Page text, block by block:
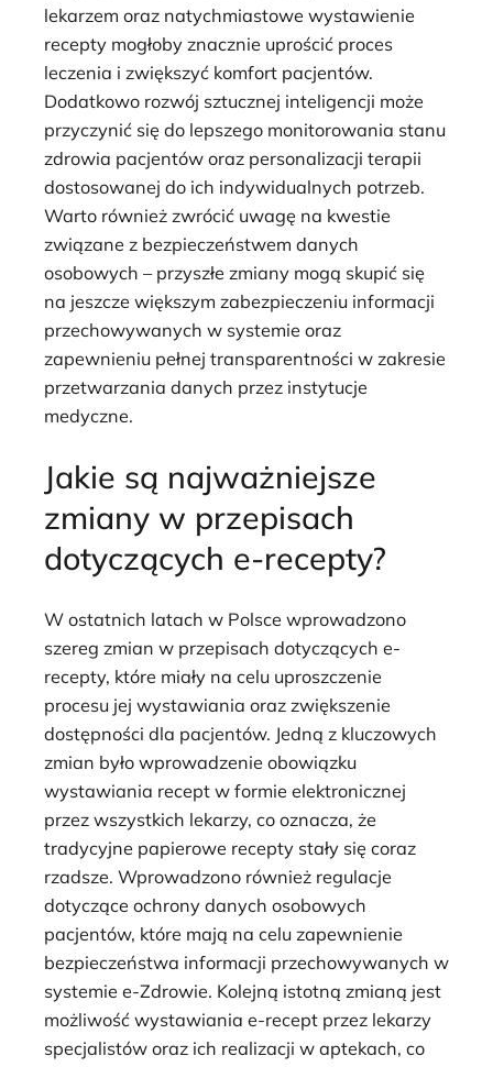
lekarzem oraz natychmiastowe wystawienie
recepty mogłoby znacznie uprościć proces
leczenia i zwiększyć komfort pacjentów.
Dodatkowo rozwój sztucznej inteligencji może
przyczynić się do lepszego monitorowania stanu
zdrowia pacjentów oraz personalizacji terapii
dostosowanej do ich indywidualnych potrzeb.
Warto również zwrócić uwagę na kwestie
związane z bezpieczeństwem danych
osobowych – przyszłe zmiany mogą skupić się
na jeszcze większym zabezpieczeniu informacji
przechowywanych w systemie oraz
zapewnieniu pełnej transparentności w zakresie
przetwarzania danych przez instytucje
medyczne.
Jakie są najważniejsze
zmiany w przepisach
dotyczących e-recepty?
W ostatnich latach w Polsce wprowadzono
szereg zmian w przepisach dotyczących e-
recepty, które miały na celu uproszczenie
procesu jej wystawiania oraz zwiększenie
dostępności dla pacjentów. Jedną z kluczowych
zmian było wprowadzenie obowiązku
wystawiania recept w formie elektronicznej
przez wszystkich lekarzy, co oznacza, że
tradycyjne papierowe recepty stały się coraz
rzadsze. Wprowadzono również regulacje
dotyczące ochrony danych osobowych
pacjentów, które mają na celu zapewnienie
bezpieczeństwa informacji przechowywanych w
systemie e-Zdrowie. Kolejną istotną zmianą jest
możliwość wystawiania e-recept przez lekarzy
specjalistów oraz ich realizacji w aptekach, co